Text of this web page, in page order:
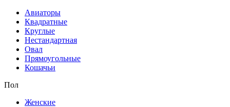
Авиаторы
Квадратные
Круглые
Нестандартная
Овал
Прямоугольные
Кошачьи
Пол
Женские